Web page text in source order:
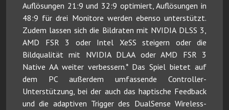
Auflösungen 21:9 und 32:9 optimiert, Auflösungen in
48:9 für drei Monitore werden ebenso unterstützt.
Zudem lassen sich die Bildraten mit NVIDIA DLSS 3,
AMD FSR 3 oder Intel XeSS steigern oder die
Bildqualität mit NVIDIA DLAA oder AMD FSR 3
Native AA weiter verbessern.* Das Spiel bietet auf
dem PC außerdem umfassende Controller-
Unterstützung, bei der auch das haptische Feedback
und die adaptiven Trigger des DualSense Wireless-